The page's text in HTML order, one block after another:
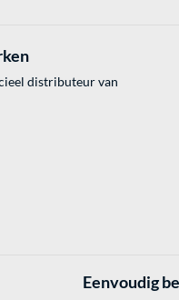
distributeur van
Eenvoudig